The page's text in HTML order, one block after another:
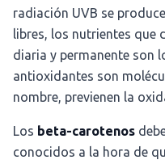
radiación UVB se
libres, los nutrientes que
diaria y permanente son
antioxidantes son
nombre, previenen la
Los beta-carotenos
conocidos a la hora de